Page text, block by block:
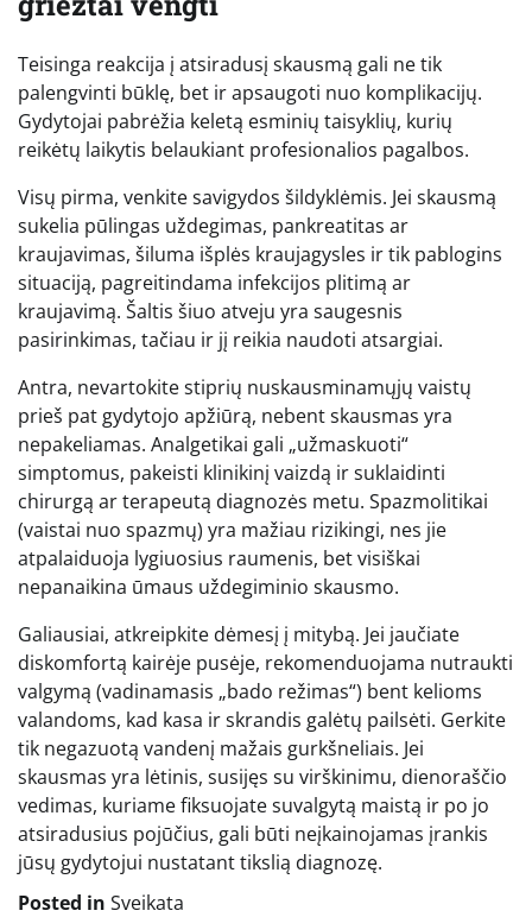
Teisinga reakcija į atsiradusį skausmą gali ne tik
palengvinti būklę, bet ir apsaugoti nuo komplikacijų.
Gydytojai pabrėžia keletą esminių taisyklių, kurių
reikėtų laikytis belaukiant profesionalios pagalbos.
Visų pirma, venkite savigydos šildyklėmis. Jei skausmą
sukelia pūlingas uždegimas, pankreatitas ar
kraujavimas, šiluma išplės kraujagysles ir tik pablogins
situaciją, pagreitindama infekcijos plitimą ar
kraujavimą. Šaltis šiuo atveju yra saugesnis
pasirinkimas, tačiau ir jį reikia naudoti atsargiai.
Antra, nevartokite stiprių nuskausminamųjų vaistų
prieš pat gydytojo apžiūrą, nebent skausmas yra
nepakeliamas. Analgetikai gali „užmaskuoti“
simptomus, pakeisti klinikinį vaizdą ir suklaidinti
chirurgą ar terapeutą diagnozės metu. Spazmolitikai
(vaistai nuo spazmų) yra mažiau rizikingi, nes jie
atpalaiduoja lygiuosius raumenis, bet visiškai
nepanaikina ūmaus uždegiminio skausmo.
Galiausiai, atkreipkite dėmesį į mitybą. Jei jaučiate
diskomfortą kairėje pusėje, rekomenduojama nutraukti
valgymą (vadinamasis „bado režimas“) bent kelioms
valandoms, kad kasa ir skrandis galėtų pailsėti. Gerkite
tik negazuotą vandenį mažais gurkšneliais. Jei
skausmas yra lėtinis, susijęs su virškinimu, dienoraščio
vedimas, kuriame fiksuojate suvalgytą maistą ir po jo
atsiradusius pojūčius, gali būti neįkainojamas įrankis
jūsų gydytojui nustatant tikslią diagnozę.
Posted in Sveikata